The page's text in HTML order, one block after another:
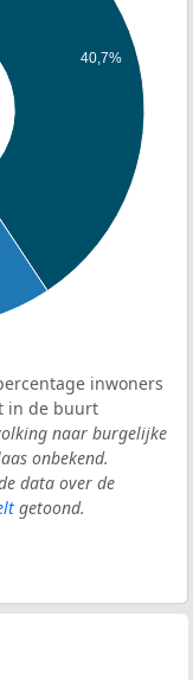
40,7%
inwoners
in de buurt
naar burgelijke
onbekend.
data over de
getoond.